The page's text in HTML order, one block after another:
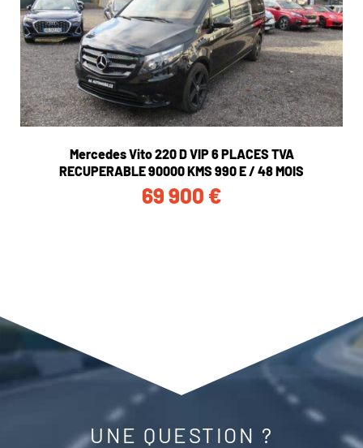
Mercedes Vito 220 D VIP 6 PLACES TVA
RECUPERABLE 90000 KMS 990 E / 48 MOIS
69 900 €
UNE QUESTION ?